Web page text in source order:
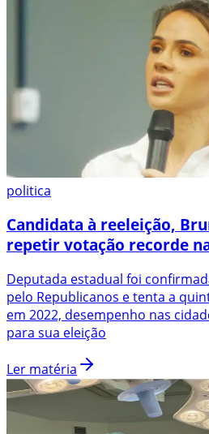
politica
Candidata à reeleição,
repetir votação recorde
Deputada estadual foi
pelo Republicanos e tenta a
em 2022, desempenho nas
para sua eleição
Ler matéria